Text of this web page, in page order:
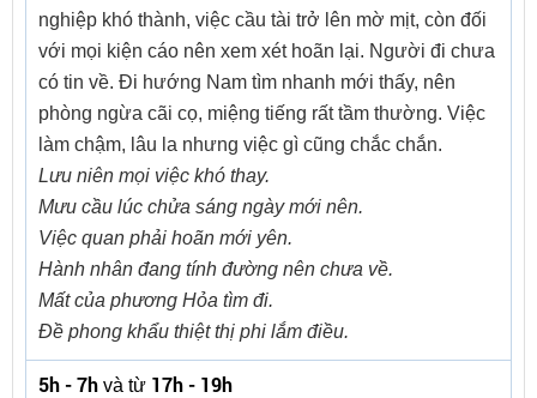
nghiệp khó thành, việc cầu tài trở lên mờ mịt, còn đối
với mọi kiện cáo nên xem xét hoãn lại. Người đi chưa
có tin về. Đi hướng Nam tìm nhanh mới thấy, nên
phòng ngừa cãi cọ, miệng tiếng rất tầm thường. Việc
làm chậm, lâu la nhưng việc gì cũng chắc chắn.
Lưu niên mọi việc khó thay.
Mưu cầu lúc chửa sáng ngày mới nên.
Việc quan phải hoãn mới yên.
Hành nhân đang tính đường nên chưa về.
Mất của phương Hỏa tìm đi.
Đề phong khẩu thiệt thị phi lắm điều.
5h - 7h và từ 17h - 19h